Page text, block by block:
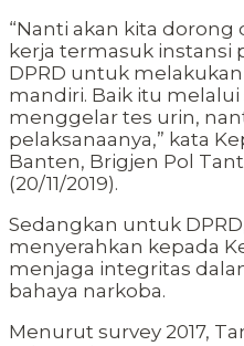
“Nanti akan kita
kerja termasuk instansi
DPRD untuk
mandiri. Baik itu
menggelar tes urin,
pelaksanaanya,” kata
Banten, Brigjen Pol
(20/11/2019).
Sedangkan untuk
menyerahkan kepada
menjaga integritas
bahaya narkoba.
Menurut survey 2017,